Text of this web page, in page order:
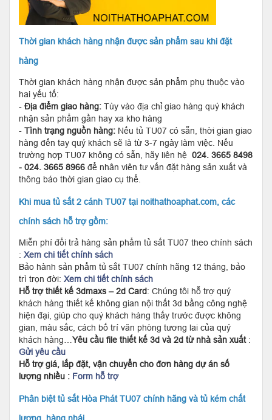
Thời gian khách hàng nhận được sản phẩm sau khi đặt
hàng
Thời gian khách hàng nhận được sản phẩm phụ thuộc vào
hai yếu tố:
- Địa điểm giao hàng: Tùy vào địa chỉ giao hàng quý khách
nhận sản phẩm gần hay xa kho hàng
- Tình trạng nguồn hàng: Nếu tủ TU07 có sẵn, thời gian giao
hàng đến tay quý khách sẽ là từ 3-7 ngày làm việc. Nếu
trường hợp TU07 không có sẵn, hãy liên hệ 024. 3665 8498
- 024. 3665 8966 để nhân viên tư vấn đặt hàng sản xuất và
thông báo thời gian giao cụ thể.
Khi mua tủ sắt 2 cánh TU07 tại noithathoaphat.com, các
chính sách hỗ trợ gồm:
Miễn phí đổi trả hàng sản phẩm tủ sắt TU07 theo chính sách
: Xem chi tiết chính sách
Bảo hành sản phẩm tủ sắt TU07 chính hãng 12 tháng, bảo
trì trọn đời: Xem chi tiết chính sách
Hỗ trợ thiết kế 3dmaxs – 2d Card: Chúng tôi hỗ trợ quý
khách hàng thiết kế không gian nội thất 3d bằng công nghệ
hiện đại, giúp cho quý khách hàng thấy trước được không
gian, màu sắc, cách bố trí văn phòng tương lai của quý
khách hàng…Yêu cầu file thiết kế 3d và 2d từ nhà sản xuất:
Gửi yêu cầu
Hỗ trợ giá, lắp đặt, vận chuyển cho đơn hàng dự án số
lượng nhiều : Form hỗ trợ
Phân biệt tủ sắt Hòa Phát TU07 chính hãng và tủ kém chất